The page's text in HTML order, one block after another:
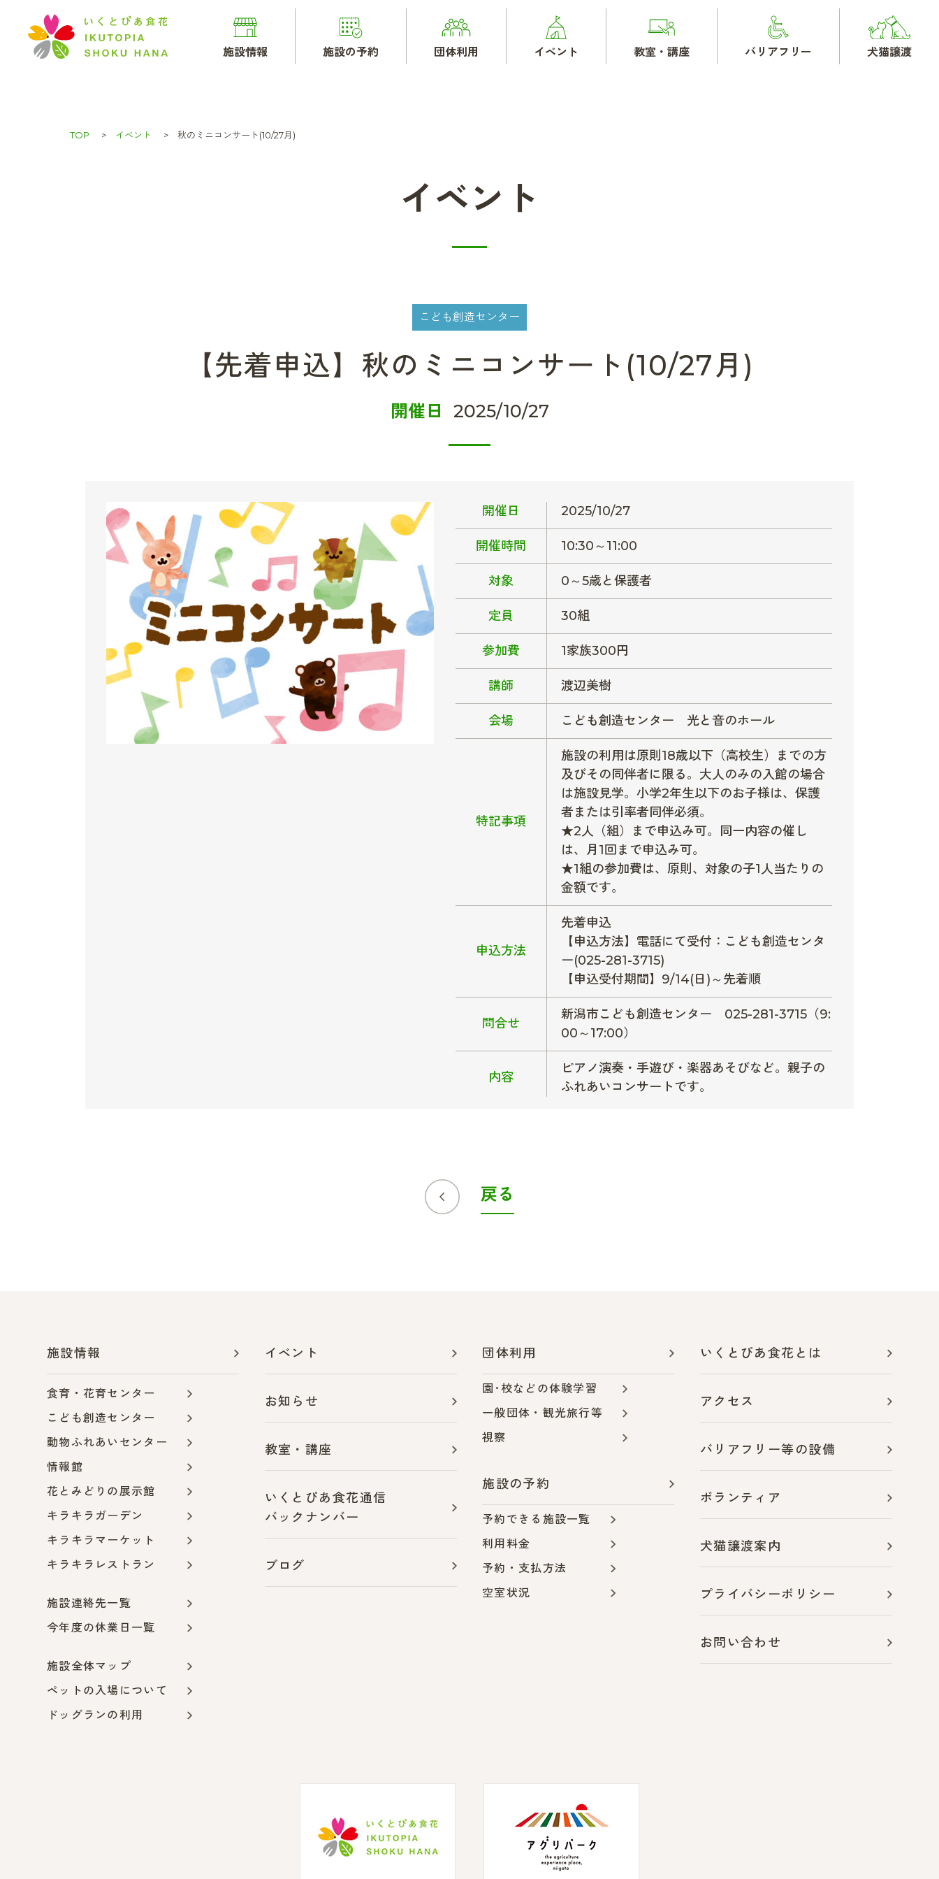
施設情報 施設の予約 団体利用 イベント 教室・講座 バリアフリー 犬猫譲渡
TOP イベント 秋のミニコンサート(10/27月)
イベント
こども創造センター
【先着申込】秋のミニコンサート(10/27月)
開催日 2025/10/27
開催日 2025/10/27
開催時間 10:30～11:00
対象 0～5歳と保護者
定員 30組
参加費 1家族300円
講師 渡辺美樹
会場 こども創造センター 光と音のホール
特記事項
施設の利用は原則18歳以下（高校生）までの方
及びその同伴者に限る。大人のみの入館の場合
は施設見学。小学2年生以下のお子様は、保護
者または引率者同伴必須。
★2人（組）まで申込み可。同一内容の催し
は、月1回まで申込み可。
★1組の参加費は、原則、対象の子1人当たりの
金額です。
申込方法
先着申込
【申込方法】電話にて受付：こども創造センタ
ー(025-281-3715)
【申込受付期間】9/14(日)～先着順
問合せ
新潟市こども創造センター 025-281-3715（9:
00～17:00）
内容
ピアノ演奏・手遊び・楽器あそびなど。親子の
ふれあいコンサートです。
戻る
施設情報
食育・花育センター
こども創造センター
動物ふれあいセンター
情報館
花とみどりの展示館
キラキラガーデン
キラキラマーケット
キラキラレストラン
施設連絡先一覧
今年度の休業日一覧
施設全体マップ
ペットの入場について
ドッグランの利用
イベント
お知らせ
教室・講座
いくとぴあ食花通信
バックナンバー
ブログ
団体利用
園･校などの体験学習
一般団体・観光旅行等
視察
施設の予約
予約できる施設一覧
利用料金
予約・支払方法
空室状況
いくとぴあ食花とは
アクセス
バリアフリー等の設備
ボランティア
犬猫譲渡案内
プライバシーポリシー
お問い合わせ